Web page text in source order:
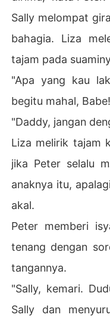
Sally melompat
bahagia. Liza
tajam pada
"Apa yang kau
begitu mahal,
"Daddy, jangan
Liza melirik tajam
jika Peter selalu
anaknya itu,
akal.
Peter memberi
tenang dengan
tangannya.
"Sally, kemari.
Sally dan